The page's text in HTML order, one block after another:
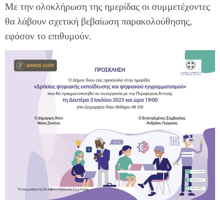
Με την ολοκλήρωση της ημερίδας οι συμμετέχοντες
θα λάβουν σχετική βεβαίωση παρακολούθησης,
εφόσον το επιθυμούν.